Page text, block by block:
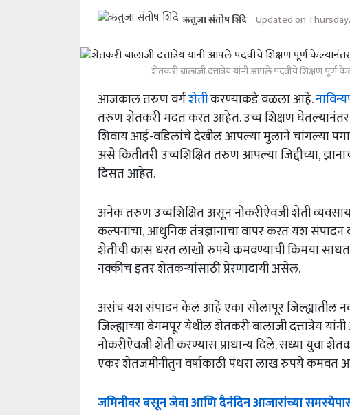
ऋतुजा संतोष शिंदे Updated on
शेतकरी बालाजी दत्तात्रेय यांनी आपले पदवीचे शिक्षण पूर्ण
आजकाल तरुण वर्गशेतीकरण्याकडे वळला आहे.
तरुण शेतकरी मदत करत आहेत. उच्च शिक्षण घेतल्यानंतर
शिवाय आई-वडिलांचे देखील आपल्या मुलाने चांगल्या
असे कितीतरी उच्चशिक्षित तरुण आपल्या जिद्दीच्या,
दिसत आहेत.
अनेक तरुण उच्चशिक्षित असून नोकरीऐवजी शेती
कल्पनांचा, आधुनिक तंत्रज्ञानाचा वापर करत यश
शेतीची कास धरत लाखो रुपये कमवण्याची किमया
नक्कीच इतर शेतकऱ्यांसाठी प्रेरणादायी असेल.
असंच यश संपादन केलं आहे एका सोलापूर जिल्ह्यातील
जिल्ह्याच्या बेगमपूर येथील शेतकरी बालाजी दत्तात्रेय
नोकरीऐवजी शेती करण्यास प्राधान्य दिले. सध्या युवा
एकर शेतजमीनीतुन वर्षाकाठी पंधरा लाख रुपये कमवत
जमिनीवर बसून जेवा आणि दैनंदिन आजारांच्या